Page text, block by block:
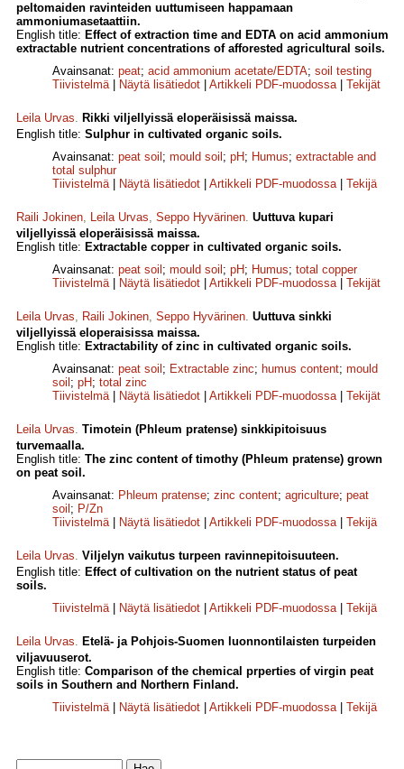
peltomaiden ravinteiden uuttumiseen happamaan
ammoniumasetaattiin.
English title: Effect of extraction time and EDTA on acid ammonium
extractable nutrient concentrations of afforested agricultural soils.
Avainsanat: peat; acid ammonium acetate/EDTA; soil testing
Tiivistelmä| Näytä lisätiedot Artikkeli PDF-muodossa| Tekijät
Leila Urvas. Rikki viljellyissä eloperäisissä maissa.
English title: Sulphur in cultivated organic soils.
Avainsanat: peat soil ; mould soil ; pH; Humus; extractable and
total sulphur
Tiivistelmä| Näytä lisätiedot Artikkeli PDF-muodossa| Tekijä
Raili Jokinen, Leila Urvas, Seppo Hyvärinen. Uuttuva kupari
viljellyissä eloperäisissä maissa.
English title: Extractable copper in cultivated organic soils.
Avainsanat: peat soil ; mould soil ; pH; Humus; total copper
Tiivistelmä| Näytä lisätiedot Artikkeli PDF-muodossa| Tekijät
Leila Urvas, Raili Jokinen, Seppo Hyvärinen. Uuttuva sinkki
viljellyissä eloperaisissa maissa.
English title: Extractability of zinc in cultivated organic soils.
Avainsanat: peat soil ; Extractable zinc; humus content; mould
soil ; pH; total zinc
Tiivistelmä| Näytä lisätiedot Artikkeli PDF-muodossa| Tekijät
Leila Urvas. Timotein (Phleum pratense) sinkkipitoisuus
turvemaalla.
English title: The zinc content of timothy (Phleum pratense) grown
on peat soil.
Avainsanat: Phleum pratense; zinc content; agriculture; peat
soil ; P/Zn
Tiivistelmä| Näytä lisätiedot Artikkeli PDF-muodossa| Tekijä
Leila Urvas. Viljelyn vaikutus turpeen ravinnepitoisuuteen.
English title: Effect of cultivation on the nutrient status of peat
soils.
Tiivistelmä| Näytä lisätiedot Artikkeli PDF-muodossa| Tekijä
Leila Urvas. Etelä- ja Pohjois-Suomen luonnontilaisten turpeiden
viljavuuserot.
English title: Comparison of the chemical prperties of virgin peat
soils in Southern and Northern Finland.
Tiivistelmä| Näytä lisätiedot Artikkeli PDF-muodossa| Tekijä